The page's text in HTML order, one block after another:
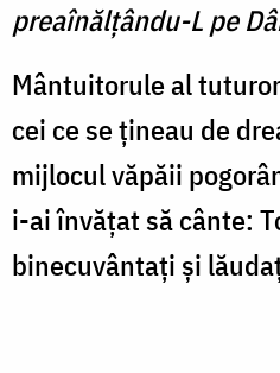
preaînălţându-L pe
Mântuitorule al
cei ce se ţineau de
mijlocul văpăii
i-ai învăţat să cânte:
binecuvântaţi şi